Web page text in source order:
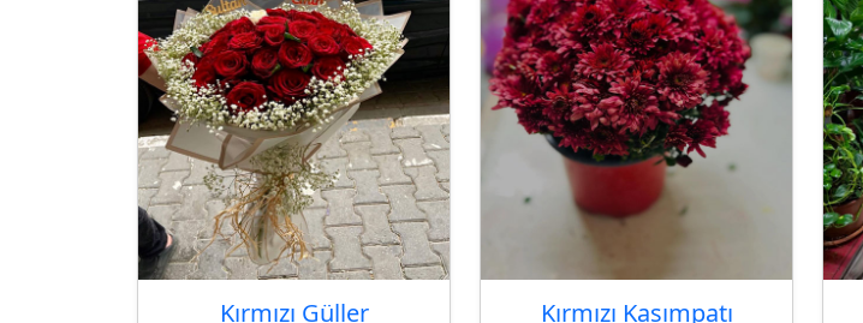
Kırmızı Güller Kırmızı Kasımpatı